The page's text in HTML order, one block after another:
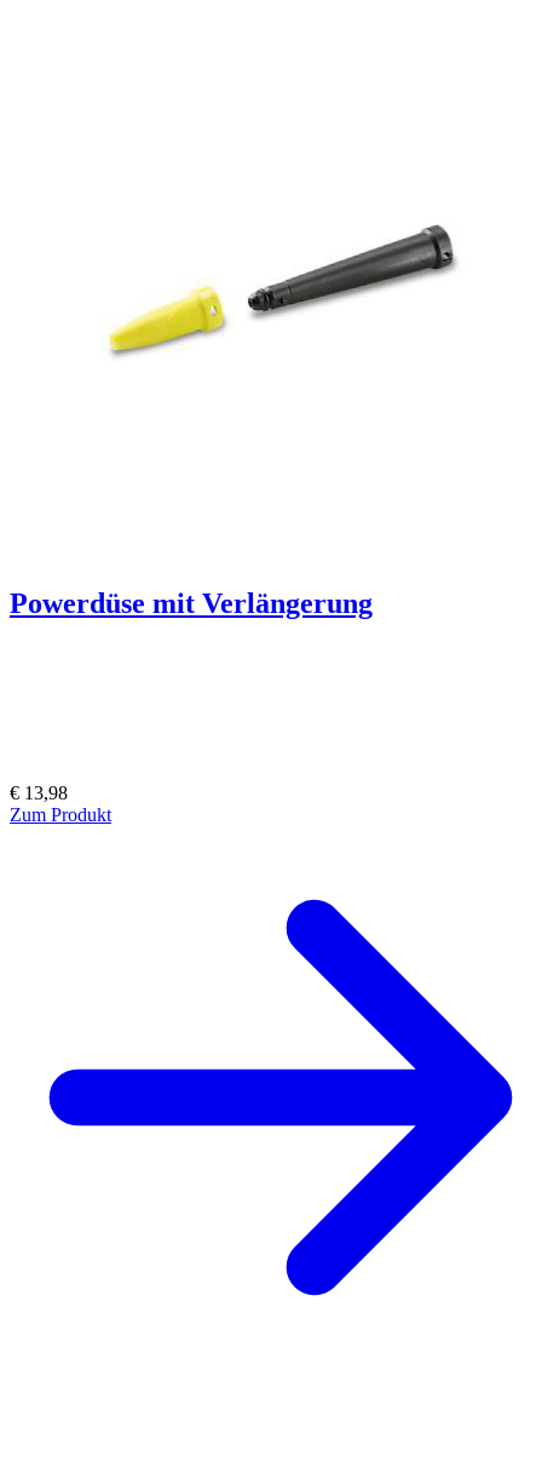
Powerdüse mit Verlängerung
€ 13,98
Zum Produkt